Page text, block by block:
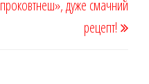
проковтнеш», дуже смачний
рецепт!